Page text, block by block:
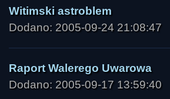
Witimski astroblem
Dodano: 2005-09-24 21:08:47
Raport Walerego Uwarowa
Dodano: 2005-09-17 13:59:40